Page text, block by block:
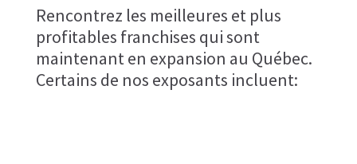
Rencontrez les meilleures et plus
profitables franchises qui sont
maintenant en expansion au Québec.
Certains de nos exposants incluent: